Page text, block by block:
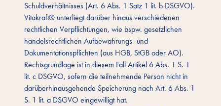
Schuldverhältnisses (Art. 6 Abs. 1 Satz 1 lit. b DSGVO).
Vitakraft® unterliegt darüber hinaus verschiedenen
rechtlichen Verpflichtungen, wie bspw. gesetzlichen
handelsrechtlichen Aufbewahrungs- und
Dokumentationspflichten (aus HGB, StGB oder AO).
Rechtsgrundlage ist in diesem Fall Artikel 6 Abs. 1 S. 1
lit. c DSGVO, sofern die teilnehmende Person nicht in
darüberhinausgehende Speicherung nach Art. 6 Abs. 1
S. 1 lit. a DSGVO eingewilligt hat.